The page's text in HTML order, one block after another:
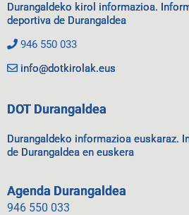
Durangaldeko kirol informazioa.
deportiva de Durangaldea
946 550 033
info@dotkirolak.eus
DOT Durangaldea
Durangaldeko informazioa euskaraz.
de Durangaldea en euskera
Agenda Durangaldea
946 550 033